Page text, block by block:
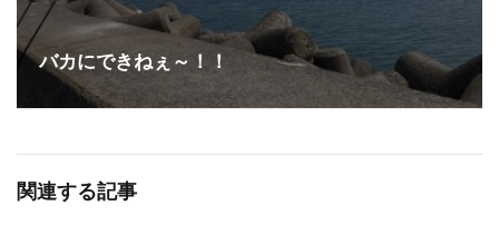
バカにできねぇ～！！
関連する記事